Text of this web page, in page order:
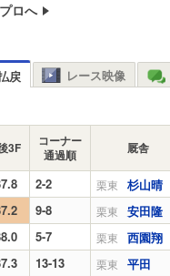
ロへ
戻 レース映像
3F
コーナー
通過順
厩舎
2-2 栗東 杉山晴
9-8 栗東 安田隆
5-7 栗東 西園翔
13-13 栗東 平田